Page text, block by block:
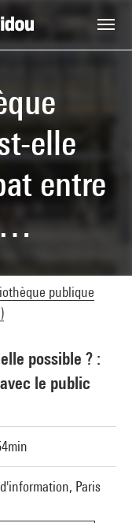
elle
entre
publique
possible ? :
le public
Paris